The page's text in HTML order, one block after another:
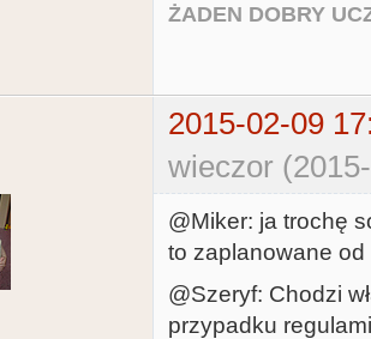
ŻADEN DOBRY
2015-02-09
wieczor
@Miker: ja trochę
to zaplanowane od
@Szeryf: Chodzi
przypadku